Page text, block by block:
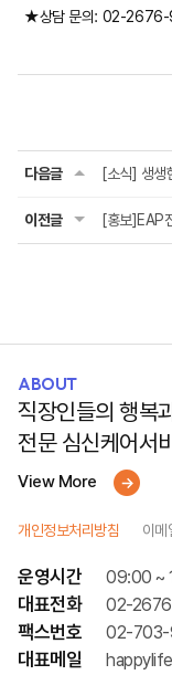
★상담 문의: 02-2676-
다음글 [소식] 생생
이전글 [홍보]EAP
ABOUT
직장인들의 행복
전문 심신케어서
View More
개인정보처리방침 이메
운영시간 09:00 ~
대표전화 02-
팩스번호 02-703-
대표메일